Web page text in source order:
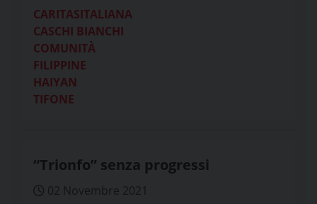
CARITASITALIANA
CASCHI BIANCHI
COMUNITÀ
FILIPPINE
HAIYAN
TIFONE
“Trionfo” senza progressi
02 Novembre 2021